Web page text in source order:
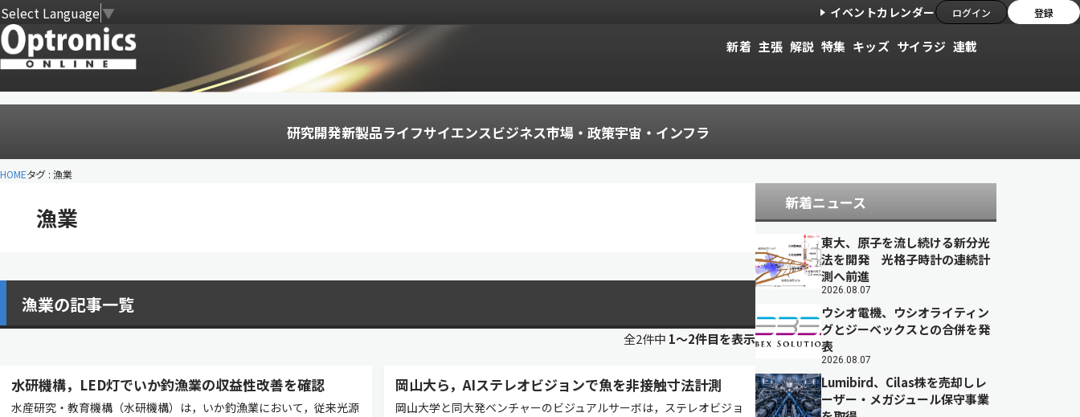
Select Language▼ イベントカレンダー ログイン 登録
新着 主張 解説 特集 キッズ サイラジ 連載
研究開発新製品ライフサイエンスビジネス市場・政策宇宙・インフラ
HOMEタグ : 漁業
漁業
漁業の記事一覧
全2件中 1〜2件目を表示
水研機構，LED灯でいか釣漁業の収益性改善を確認
水産研究・教育機構（水研機構）は，いか釣漁業において，従来光源
岡山大ら，AIステレオビジョンで魚を非接触寸法計測
岡山大学と同大発ベンチャーのビジュアルサーボは，ステレオビジョ
新着ニュース
東大、原子を流し続ける新分光
法を開発 光格子時計の連続計
測へ前進
2026.08.07
ウシオ電機、ウシオライティン
グとジーベックスとの合併を発
表
2026.08.07
Lumibird、Cilas株を売却しレ
ーザー・メガジュール保守事業